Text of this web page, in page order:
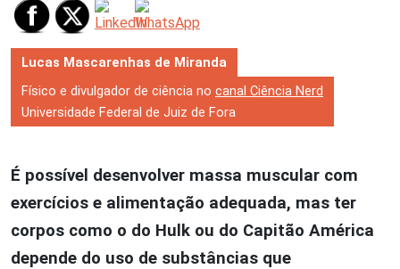
Lucas Mascarenhas de Miranda
Físico e divulgador de ciência no canal Ciência Nerd
Universidade Federal de Juiz de Fora
É possível desenvolver massa muscular com
exercícios e alimentação adequada, mas ter
corpos como o do Hulk ou do Capitão América
depende do uso de substâncias que